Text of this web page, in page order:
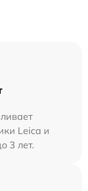
Leica и
3 лет.